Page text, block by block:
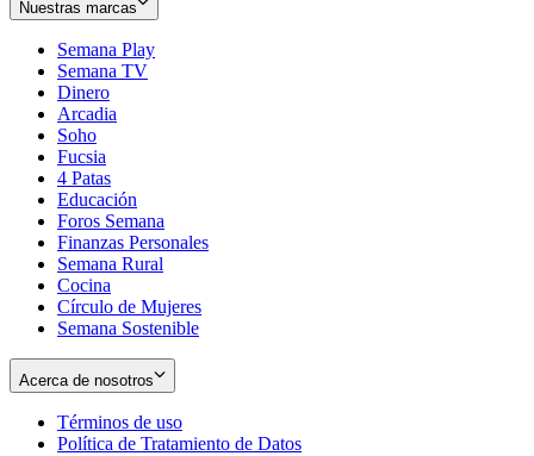
Nuestras marcas
Semana Play
Semana TV
Dinero
Arcadia
Soho
in
new
window
Fucsia
in
new
window
4 Patas
Educación
Foros Semana
Finanzas Personales
Semana Rural
Cocina
Círculo de Mujeres
Semana Sostenible
Acerca de nosotros
Términos de uso
in
Política de Tratamiento de Datos